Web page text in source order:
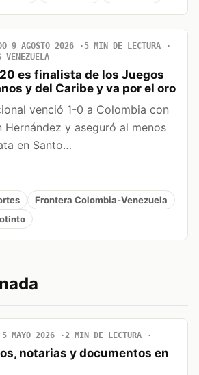
9 AGOSTO 2026
5 MIN DE LECTURA
VENEZUELA
es finalista de los Juegos
y del Caribe y va por el oro
venció 1-0 a Colombia con
Hernández y aseguró al menos
en Santo…
Frontera Colombia-Venezuela
5 MAYO 2026 2 MIN DE LECTURA
notarias y documentos en